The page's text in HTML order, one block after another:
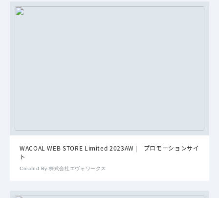
WACOAL WEB STORE Limited 2023AW | プロモーションサイ
ト
Created By 株式会社エヴォワークス